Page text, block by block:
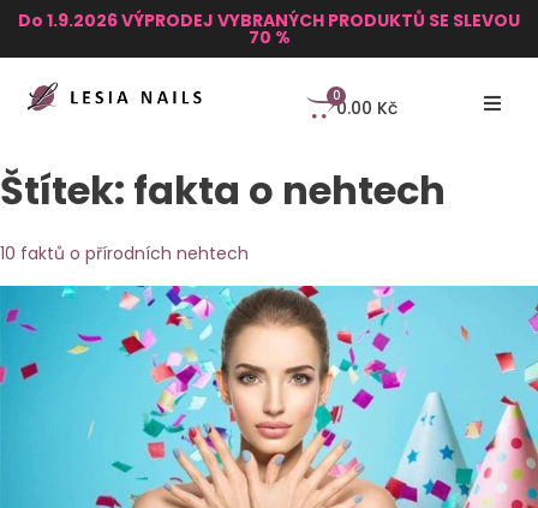
Do 1.9.2026 VÝPRODEJ VYBRANÝCH PRODUKTŮ SE SLEVOU
70 %
0.00 Kč
0
Štítek: fakta o nehtech
10 faktů o přírodních nehtech